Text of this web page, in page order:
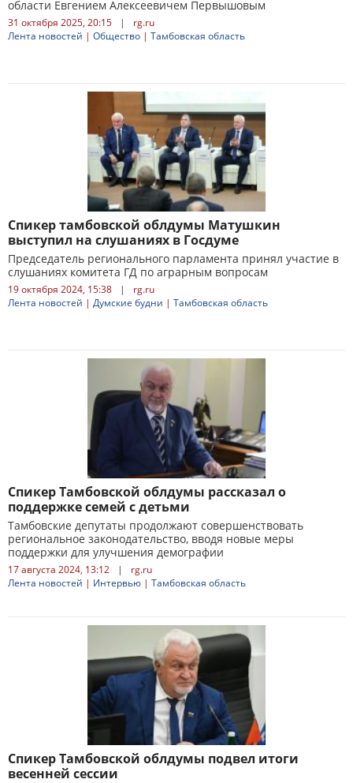
области Евгением Алексеевичем Первышовым
31 октября 2025, 20:15 |
rg.ru
Лента новостей | Общество | Тамбовская область
Спикер тамбовской облдумы Матушкин
выступил на слушаниях в Госдуме
Председатель регионального парламента принял участие в
слушаниях комитета ГД по аграрным вопросам
19 октября 2024, 15:38 |
rg.ru
Лента новостей | Думские будни | Тамбовская область
Спикер Тамбовской облдумы рассказал о
поддержке семей с детьми
Тамбовские депутаты продолжают совершенствовать
региональное законодательство, вводя новые меры
поддержки для улучшения демографии
17 августа 2024, 13:12 |
rg.ru
Лента новостей | Интервью | Тамбовская область
Спикер Тамбовской облдумы подвел итоги
весенней сессии